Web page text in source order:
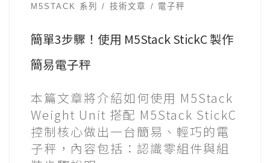
M5STACK 系列 技術文章 電子秤
簡單3步驟！使用 M5Stack StickC 製作
簡易電子秤
本篇文章將介紹如何使用 M5Stack
Weight Unit 搭配 M5Stack StickC
控制核心做出一台簡易、輕巧的電
子秤，內容包括：認識零組件與組